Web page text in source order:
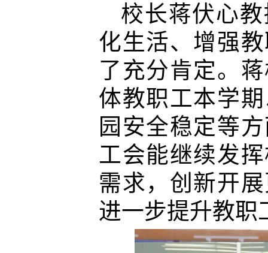
校长蒋伏心
化生活、增强
了充分肯定。
体教职工本学
园安全稳定等
工会能继续发
需求，创新开
进一步提升教职